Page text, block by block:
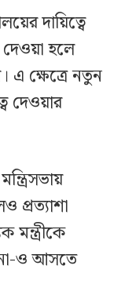
দায়িত্বে
হলে
এ ক্ষেত্রে নতুন
দেওয়ার
মন্ত্রীকে
না-ও আসতে